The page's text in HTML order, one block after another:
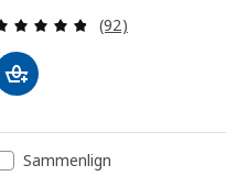
Anmeldelser i alt:
Anmeld: 4.8 ud
(92)
Sammenlign